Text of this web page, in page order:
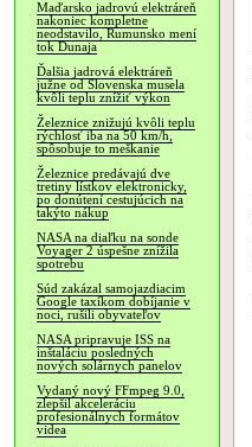
Maďarsko jadrovú elektráreň
nakoniec kompletne
neodstavilo, Rumunsko mení
tok Dunaja
Ďalšia jadrová elektráreň
južne od Slovenska musela
kvôli teplu znížiť výkon
Železnice znižujú kvôli teplu
rýchlosť iba na 50 km/h,
spôsobuje to meškanie
Železnice predávajú dve
tretiny lístkov elektronicky,
po donútení cestujúcich na
takýto nákup
NASA na diaľku na sonde
Voyager 2 úspešne znížila
spotrebu
Súd zakázal samojazdiacim
Google taxíkom dobíjanie v
noci, rušili obyvateľov
NASA pripravuje ISS na
inštaláciu posledných
nových solárnych panelov
Vydaný nový FFmpeg 9.0,
zlepšil akceleráciu
profesionálnych formátov
videa